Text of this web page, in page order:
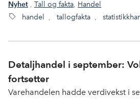
Nyhet , Tall og fakta, Handel
handel , tallogfakta ,
Detaljhandel i september:
fortsetter
Varehandelen hadde verdivekst i